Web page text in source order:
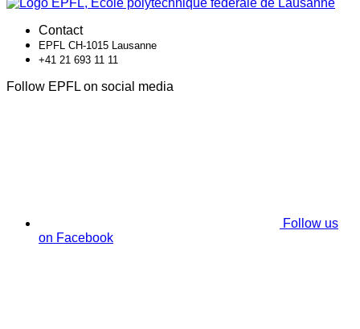
Contact
EPFL CH-1015 Lausanne
+41 21 693 11 11
Follow EPFL on social media
Follow us
on Facebook